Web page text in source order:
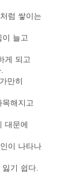
럼 쌓이는
이 늘고
게 되고
만히
해지고
대문에
이 나타나
기 쉽다.